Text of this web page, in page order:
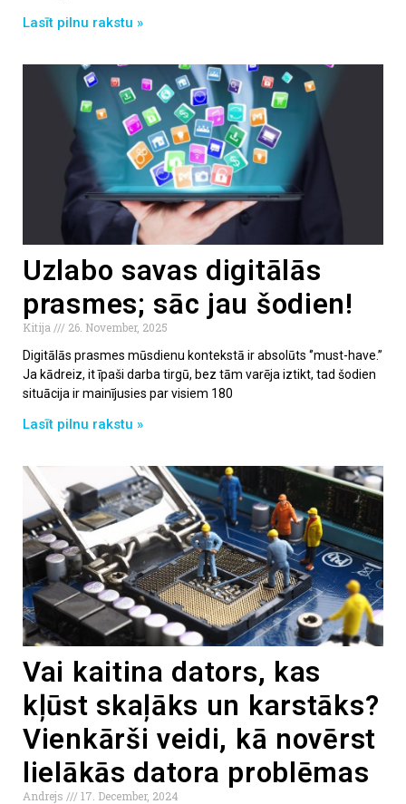
Lasīt pilnu rakstu »
Uzlabo savas digitālās
prasmes; sāc jau šodien!
Kitija
26. November, 2025
Digitālās prasmes mūsdienu kontekstā ir absolūts ‘’must-have.’’
Ja kādreiz, it īpaši darba tirgū, bez tām varēja iztikt, tad šodien
situācija ir mainījusies par visiem 180
Lasīt pilnu rakstu »
Vai kaitina dators, kas
kļūst skaļāks un karstāks?
Vienkārši veidi, kā novērst
lielākās datora problēmas
Andrejs
17. December, 2024